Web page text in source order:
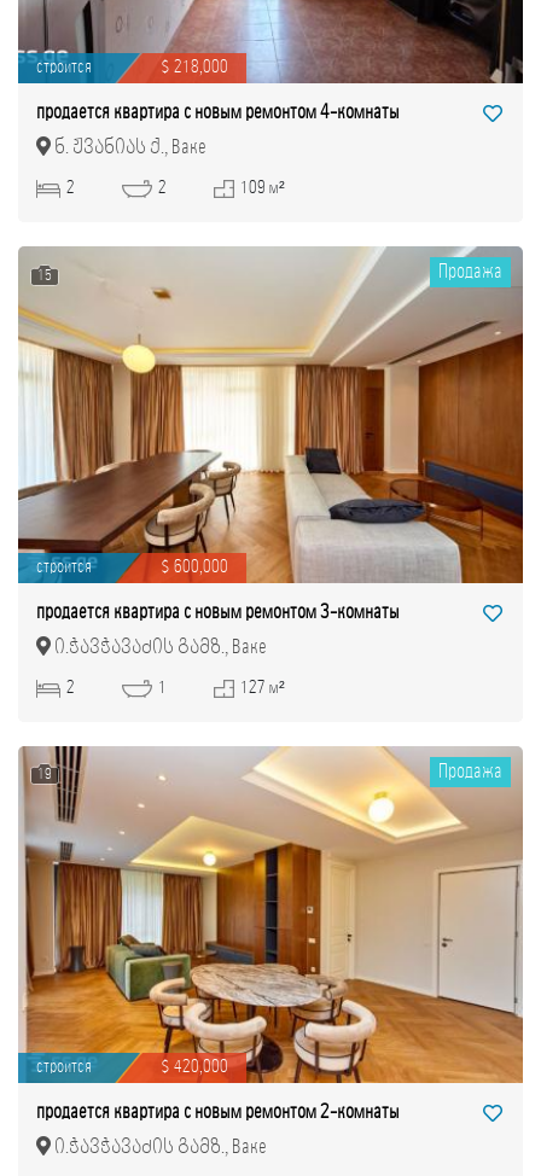
строится $ 218,000
продается квартира с новым ремонтом 4-комнаты
ნ. ჟვანიას ქ., Ваке
2 2 109 м²
15 Продажа
строится $ 600,000
продается квартира с новым ремонтом 3-комнаты
ი.ჭავჭავაძის გამზ., Ваке
2 1 127 м²
19 Продажа
строится $ 420,000
продается квартира с новым ремонтом 2-комнаты
ი.ჭავჭავაძის გამზ., Ваке